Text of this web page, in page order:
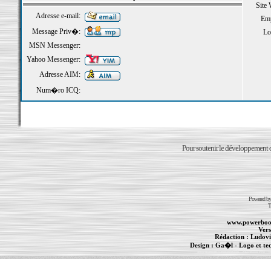
Site
Adresse e-mail:
Message Priv�:
MSN Messenger:
Yahoo Messenger:
Adresse AIM:
Num�ro ICQ:
Pour soutenir le développement
Powered
Rédaction :
Design :Ga�l - Logo et
PowerBook- MacBook Pro